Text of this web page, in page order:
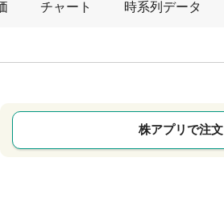
チャート 時系列データ
株アプリで注文